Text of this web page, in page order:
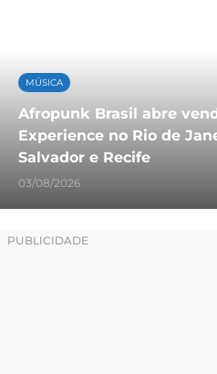
MÚSICA
Afropunk Brasil abre
Experience no Rio de
Salvador e Recife
03/08/2026